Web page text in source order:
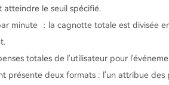
atteindre le seuil spécifié.
minute ：la cagnotte totale est divisée
totales de l'utilisateur pour
présente deux formats : l'un attribue